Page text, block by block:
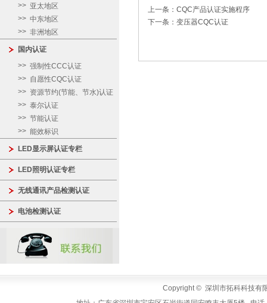
亚太地区
中东地区
非洲地区
国内认证
强制性CCC认证
自愿性CQC认证
资源节约(节能、节水)认证
泰尔认证
节能认证
能效标识
LED显示屏认证专栏
LED照明认证专栏
无线通讯产品检测认证
电池检测认证
上一条：CQC产品认证实施程序
下一条：变压器CQC认证
Copyright © 深圳市拓科科技有